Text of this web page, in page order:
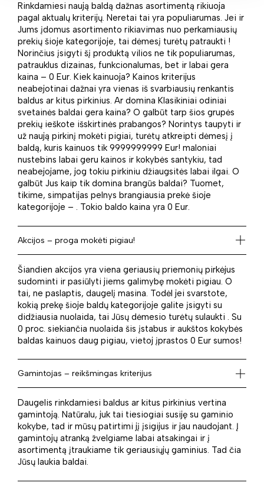
Rinkdamiesi naują baldą dažnas asortimentą rikiuoja
pagal aktualų kriterijų. Neretai tai yra populiarumas. Jei ir
Jums įdomus asortimento rikiavimas nuo perkamiausių
prekių šioje kategorijoje, tai dėmesį turėtų patraukti !
Norinčius įsigyti šį produktą vilios ne tik populiarumas,
patrauklus dizainas, funkcionalumas, bet ir labai gera
kaina – 0 Eur. Kiek kainuoja? Kainos kriterijus
neabejotinai dažnai yra vienas iš svarbiausių renkantis
baldus ar kitus pirkinius. Ar domina Klasikiniai odiniai
svetainės baldai gera kaina? O galbūt tarp šios grupės
prekių ieškote išskirtinės prabangos? Norintys taupyti ir
už naują pirkinį mokėti pigiai, turėtų atkreipti dėmesį į
baldą, kuris kainuos tik 9999999999 Eur! maloniai
nustebins labai geru kainos ir kokybės santykiu, tad
neabejojame, jog tokiu pirkiniu džiaugsitės labai ilgai. O
galbūt Jus kaip tik domina brangūs baldai? Tuomet,
tikime, simpatijas pelnys brangiausia prekė šioje
kategorijoje – . Tokio baldo kaina yra 0 Eur.
Akcijos – proga mokėti pigiau!
Šiandien akcijos yra viena geriausių priemonių pirkėjus
sudominti ir pasiūlyti jiems galimybę mokėti pigiau. O
tai, ne paslaptis, daugelį masina. Todėl jei svarstote,
kokią prekę šioje baldų kategorijoje galite įsigyti su
didžiausia nuolaida, tai Jūsų dėmesio turėtų sulaukti . Su
0 proc. siekiančia nuolaida šis įstabus ir aukštos kokybės
baldas kainuos daug pigiau, vietoj įprastos 0 Eur sumos!
Gamintojas – reikšmingas kriterijus
Daugelis rinkdamiesi baldus ar kitus pirkinius vertina
gamintoją. Natūralu, juk tai tiesiogiai susiję su gaminio
kokybe, tad ir mūsų patirtimi jį įsigijus ir jau naudojant. Į
gamintojų atranką žvelgiame labai atsakingai ir į
asortimentą įtraukiame tik geriausiųjų gaminius. Tad čia
Jūsų laukia baldai.